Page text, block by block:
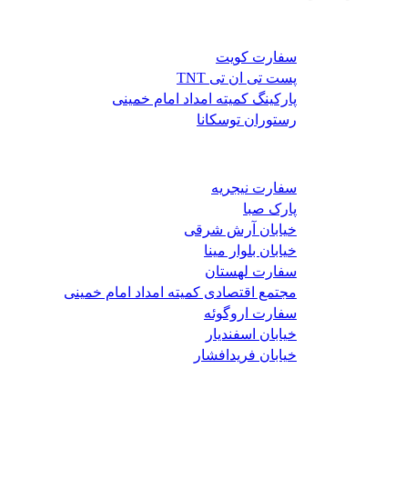
سفارت کویت
پست تی ان تی TNT
پارکینگ کمیته امداد امام خمینی
رستوران توسکانا
سفارت نیجریه
پارک صبا
خیابان آرش شرقی
خیابان بلوار مینا
سفارت لهستان
مجتمع اقتصادی کمیته امداد امام خمینی
سفارت اروگوئه
خیابان اسفندیار
خیابان فریدافشار